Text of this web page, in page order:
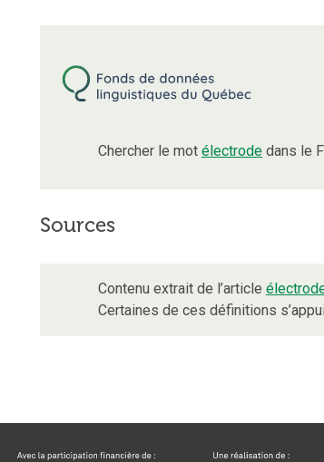
Chercher le mot électrode dans le
Sources
Contenu extrait de l’article
Certaines de ces définitions